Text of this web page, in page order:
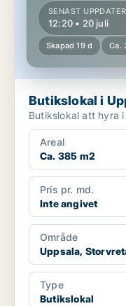
SENAST
12:20 • 20 juli
Skapad 19 d Ca.
Butikslokal i
Butikslokal att hyra
Areal
Ca. 385 m2
Pris pr. md.
Inte angivet
Område
Uppsala,
Type
Butikslokal